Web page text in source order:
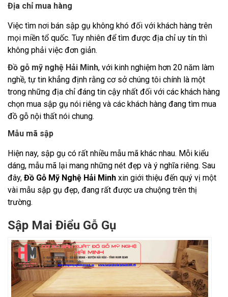
Địa chỉ mua hàng
Việc tìm nơi bán sập gụ không khó đối với khách hàng trên
mọi miền tổ quốc. Tuy nhiên để tìm được địa chỉ uy tín thì
không phải việc đơn giản.
Đồ gỗ mỹ nghệ Hải Minh, với kinh nghiệm hơn 20 năm làm
nghề, tự tin khẳng định rằng cơ sở chúng tôi chính là một
trong những địa chỉ đáng tin cậy nhất đối với các khách hàng
chọn mua sập gụ nói riêng và các khách hàng đang tìm mua
đồ gỗ nội thất nói chung.
Mẫu mã sập
Hiện nay, sập gụ có rất nhiều mẫu mã khác nhau. Mỗi kiểu
dáng, mẫu mã lại mang những nét đẹp và ý nghĩa riêng. Sau
đây, Đồ Gỗ Mỹ Nghệ Hải Minh xin giới thiệu đến quý vị một
vài mẫu sập gụ đẹp, đang rất được ưa chuộng trên thị
trường.
Sập Mai Điểu Gỗ Gụ